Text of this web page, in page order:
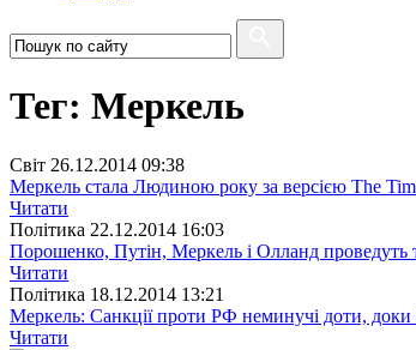
Тег: Меркель
Свiт 26.12.2014 09:38
Меркель стала Людиною року за версією The
Читати
Полiтика 22.12.2014 16:03
Порошенко, Путін, Меркель і Олланд проведуть
Читати
Полiтика 18.12.2014 13:21
Меркель: Санкції проти РФ неминучі доти, доки
Читати